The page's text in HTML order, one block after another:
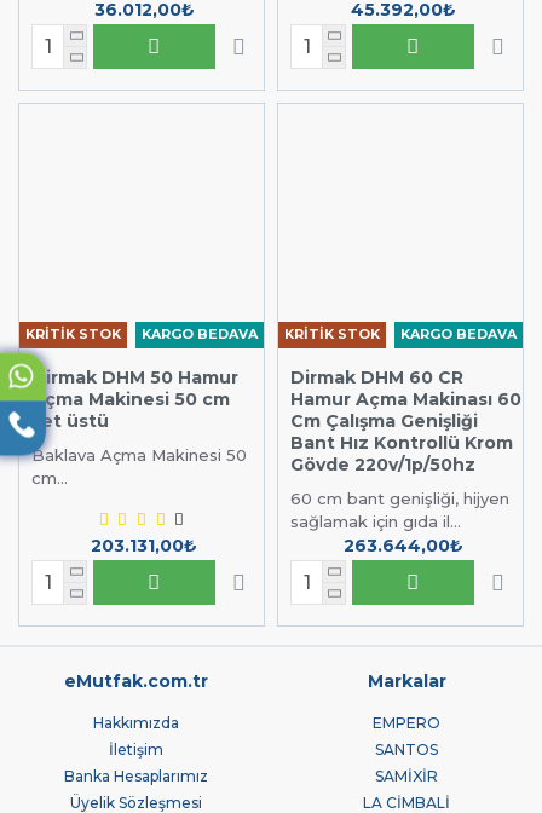
36.012,00₺ 45.392,00₺
KARGO BEDAVA
KRİTİK STOK
Dirmak DHM 50 Hamur
Açma Makinesi 50 cm
set üstü
Baklava Açma Makinesi 50
cm...
203.131,00₺
KARGO BEDAVA
KRİTİK STOK
Dirmak DHM 60 CR
Hamur Açma Makinası 60
Cm Çalışma Genişliği
Bant Hız Kontrollü Krom
Gövde 220v/1p/50hz
60 cm bant genişliği, hijyen
sağlamak için gıda il...
263.644,00₺
eMutfak.com.tr
Hakkımızda
İletişim
Banka Hesaplarımız
Üyelik Sözleşmesi
Markalar
EMPERO
SANTOS
SAMİXİR
LA CİMBALİ